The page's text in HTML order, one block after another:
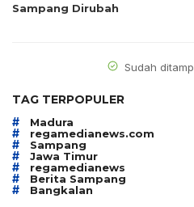
Sampang Dirubah
Sudah
TAG TERPOPULER
# Madura
# regamedianews.com
# Sampang
# Jawa Timur
# regamedianews
# Berita Sampang
# Bangkalan